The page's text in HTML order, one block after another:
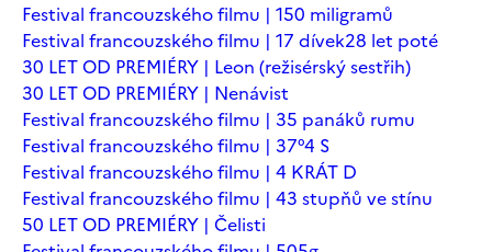
Festival francouzského filmu | 150 miligramů
Festival francouzského filmu | 17 dívek28 let poté
30 LET OD PREMIÉRY | Leon (režisérský sestřih)
30 LET OD PREMIÉRY | Nenávist
Festival francouzského filmu | 35 panáků rumu
Festival francouzského filmu | 37°4 S
Festival francouzského filmu | 4 KRÁT D
Festival francouzského filmu | 43 stupňů ve stínu
50 LET OD PREMIÉRY | Čelisti